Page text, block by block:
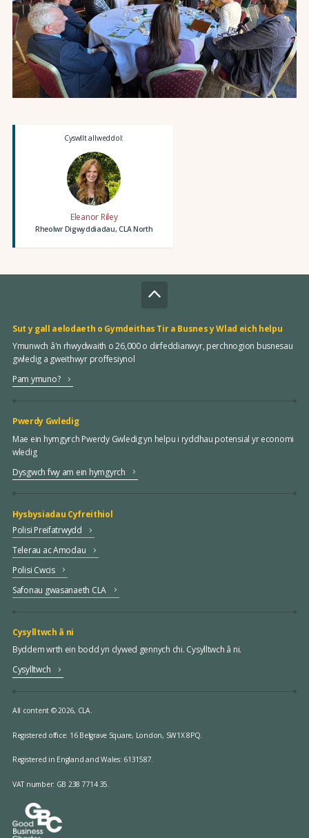
Cyswllt allweddol:
Eleanor Riley
Rheolwr Digwyddiadau, CLA North
Sut y gall aelodaeth o Gymdeithas Tir a Busnes y Wlad eich helpu
Ymunwch â'n rhwydwaith o 26,000 o dirfeddianwyr, perchnogion busnesau
gwledig a gweithwyr proffesiynol
Pam ymuno?
Pwerdy Gwledig
Mae ein hymgyrch Pwerdy Gwledig yn helpu i ryddhau potensial yr economi
wledig
Dysgwch fwy am ein hymgyrch
Hysbysiadau Cyfreithiol
Polisi Preifatrwydd
Telerau ac Amodau
Polisi Cwcis
Safonau gwasanaeth CLA
Cysylltwch â ni
Byddem wrth ein bodd yn clywed gennych chi. Cysylltwch â ni.
Cysylltwch
All content © 2026, CLA.
Registered office: 16 Belgrave Square, London, SW1X 8PQ.
Registered in England and Wales: 6131587.
VAT number: GB 238 7714 35.